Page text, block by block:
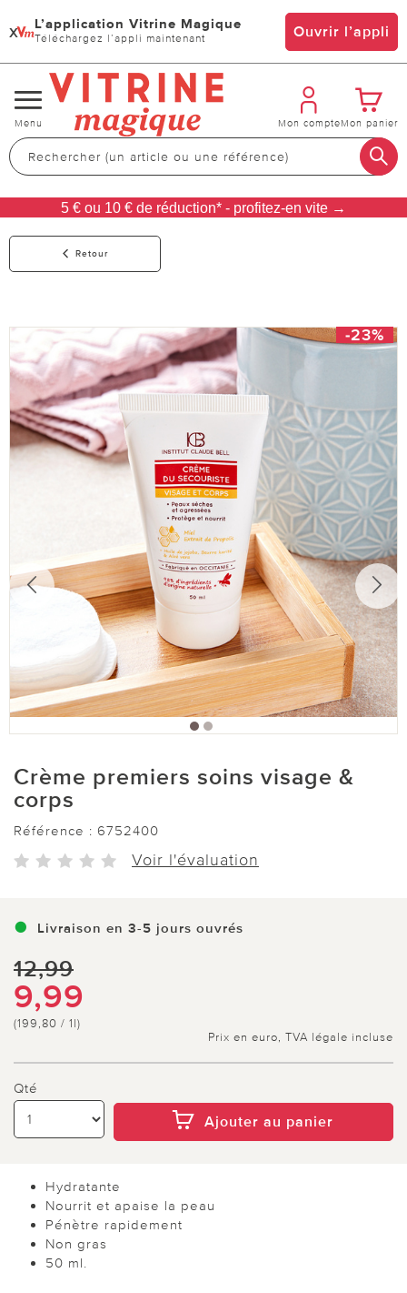
x L’application Vitrine Magique
Téléchargez l’appli maintenant Ouvrir l’appli
Changer
de
navigation
Menu Mon compteMon panier
5 € ou 10 € de réduction* - profitez-en vite →
Retour
-23%
Crème premiers soins visage &
corps
Référence : 6752400
Voir l'évaluation
Livraison en 3-5 jours ouvrés
12,99
9,99
(199,80 / 1l)
Prix en euro, TVA légale incluse
Qté
Ajouter au panier
Hydratante
Nourrit et apaise la peau
Pénètre rapidement
Non gras
50 ml.